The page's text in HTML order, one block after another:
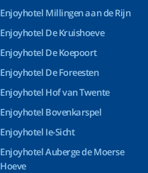
Enjoyhotel Millingen aan de Rijn
Enjoyhotel De Kruishoeve
Enjoyhotel De Koepoort
Enjoyhotel De Foreesten
Enjoyhotel Hof van Twente
Enjoyhotel Bovenkarspel
Enjoyhotel Ie-Sicht
Enjoyhotel Auberge de Moerse
Hoeve